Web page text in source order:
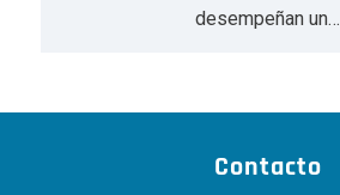
desempeñan un…
Contacto